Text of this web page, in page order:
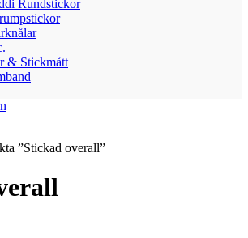
Rundstickor
& Stickmått
”Stickad overall”